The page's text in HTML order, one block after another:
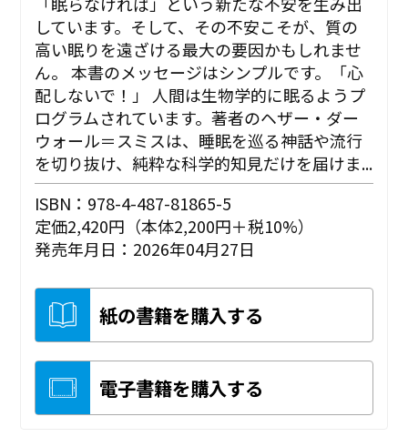
しています。そして、その不安こそが、質の
高い眠りを遠ざける最大の要因かもしれませ
ん。 本書のメッセージはシンプルです。「心
配しないで！」 人間は生物学的に眠るようプ
ログラムされています。著者のヘザー・ダー
ウォール＝スミスは、睡眠を巡る神話や流行
を切り抜け、純粋な科学的知見だけを届けま...
ISBN：978-4-487-81865-5
定価2,420円（本体2,200円＋税10%）
発売年月日：2026年04月27日
紙の書籍を購入する
電子書籍を購入する